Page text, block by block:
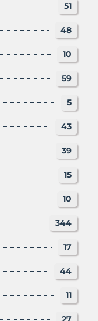
51
48
10
59
5
43
39
15
10
344
17
44
11